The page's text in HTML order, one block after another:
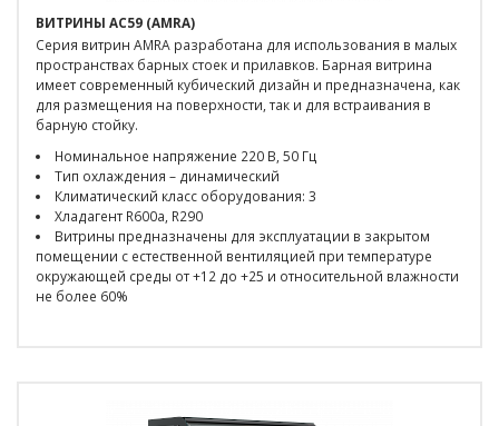
ВИТРИНЫ AC59 (AMRA)
Серия витрин AMRA разработана для использования в малых
пространствах барных стоек и прилавков. Барная витрина
имеет современный кубический дизайн и предназначена, как
для размещения на поверхности, так и для встраивания в
барную стойку.
Номинальное напряжение 220 В, 50 Гц
Тип охлаждения – динамический
Климатический класс оборудования: 3
Хладагент R600a, R290
Витрины предназначены для эксплуатации в закрытом
помещении с естественной вентиляцией при температуре
окружающей среды от +12 до +25 и относительной влажности
не более 60%